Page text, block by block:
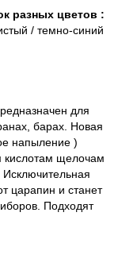
разных цветов :
/ темно-синий
для
барах. Новая
напыление )
кислотам щелочам
царапин и станет
Подходят